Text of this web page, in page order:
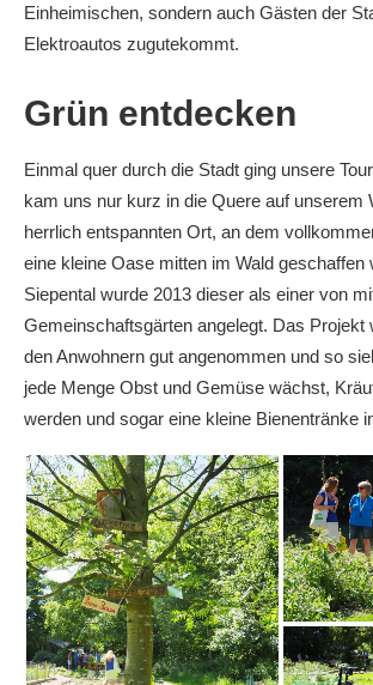
Einheimischen, sondern auch Gästen der
Elektroautos zugutekommt.
Grün entdecken
Einmal quer durch die Stadt ging unsere
kam uns nur kurz in die Quere auf unserem
herrlich entspannten Ort, an dem
eine kleine Oase mitten im Wald geschaffen
Siepental wurde 2013 dieser als einer von
Gemeinschaftsgärten angelegt. Das Projekt
den Anwohnern gut angenommen und so
jede Menge Obst und Gemüse wächst,
werden und sogar eine kleine Bienentränke